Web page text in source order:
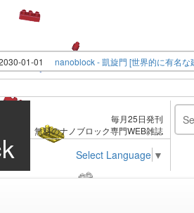
01-01
毎月25日発刊
無料のナノブロック専門WEB雑誌
Select Language ▼